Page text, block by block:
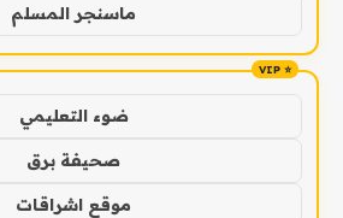
ماسنجر المسلم
ضوء التعليمي
صحيفة برق
موقع اشراقات